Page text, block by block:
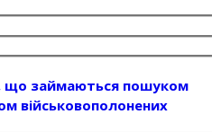
що займаються пошуком
військовополонених